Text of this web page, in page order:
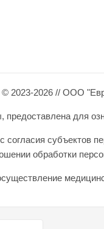
© 2023-2026 // ООО
для
субъектов
обработки